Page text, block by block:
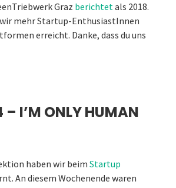
Graz berichtetals 2018.
mehr Startup-EnthusiastInnen
erreicht. Danke, dass du uns
– I’M ONLY HUMAN
haben wir beim Startup
An diesem Wochenende waren